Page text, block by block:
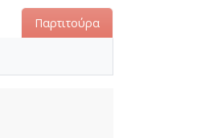
Παρτιτούρα